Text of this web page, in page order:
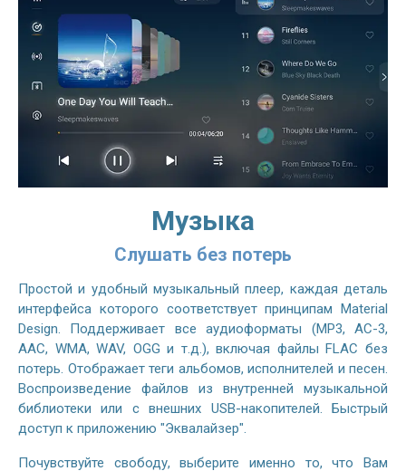
Музыка
Слушать без потерь
Простой и удобный музыкальный плеер, каждая деталь
интерфейса которого соответствует принципам Material
Design. Поддерживает все аудиоформаты (MP3, AC-3,
AAC, WMA, WAV, OGG и т.д.), включая файлы FLAC без
потерь. Отображает теги альбомов, исполнителей и песен.
Воспроизведение файлов из внутренней музыкальной
библиотеки или с внешних USB-накопителей. Быстрый
доступ к приложению "Эквалайзер".
Почувствуйте свободу, выберите именно то, что Вам